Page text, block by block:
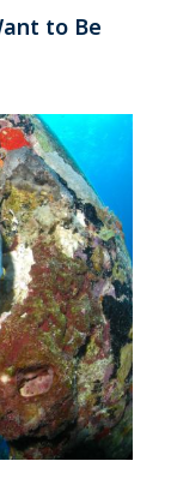
to Be